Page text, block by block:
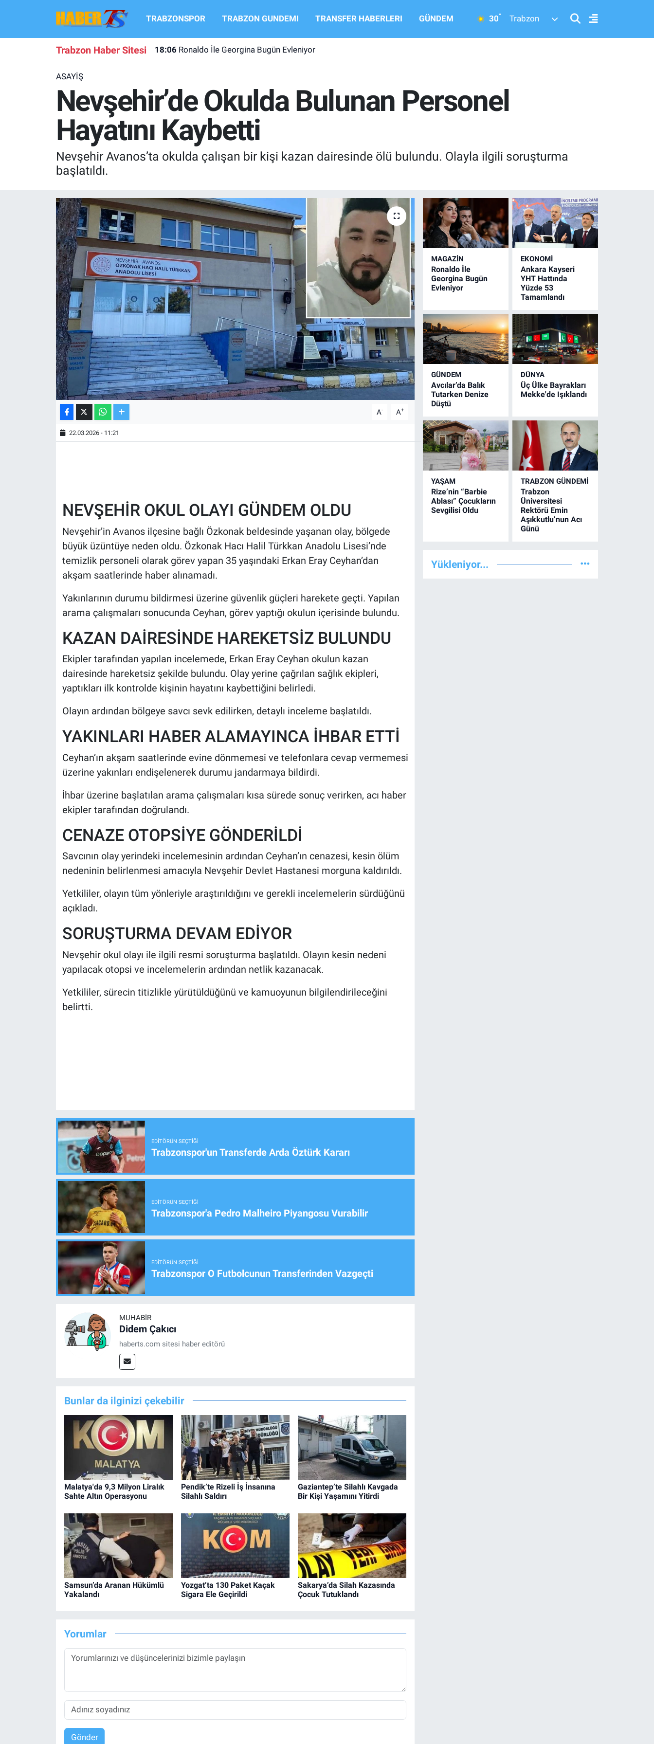
TRABZONSPOR TRABZON GUNDEMI TRANSFER HABERLERI GÜNDEM 30° Trabzon
Trabzon Haber Sitesi 18:06 Ronaldo İle Georgina Bugün Evleniyor
ASAYİŞ
Nevşehir’de Okulda Bulunan Personel
Hayatını Kaybetti
Nevşehir Avanos’ta okulda çalışan bir kişi kazan dairesinde ölü bulundu. Olayla ilgili soruşturma
başlatıldı.
A- A+
22.03.2026 - 11:21
NEVŞEHİR OKUL OLAYI GÜNDEM OLDU
Nevşehir’in Avanos ilçesine bağlı Özkonak beldesinde yaşanan olay, bölgede
büyük üzüntüye neden oldu. Özkonak Hacı Halil Türkkan Anadolu Lisesi’nde
temizlik personeli olarak görev yapan 35 yaşındaki Erkan Eray Ceyhan’dan
akşam saatlerinde haber alınamadı.
Yakınlarının durumu bildirmesi üzerine güvenlik güçleri harekete geçti. Yapılan
arama çalışmaları sonucunda Ceyhan, görev yaptığı okulun içerisinde bulundu.
KAZAN DAİRESİNDE HAREKETSİZ BULUNDU
Ekipler tarafından yapılan incelemede, Erkan Eray Ceyhan okulun kazan
dairesinde hareketsiz şekilde bulundu. Olay yerine çağrılan sağlık ekipleri,
yaptıkları ilk kontrolde kişinin hayatını kaybettiğini belirledi.
Olayın ardından bölgeye savcı sevk edilirken, detaylı inceleme başlatıldı.
YAKINLARI HABER ALAMAYINCA İHBAR ETTİ
Ceyhan’ın akşam saatlerinde evine dönmemesi ve telefonlara cevap vermemesi
üzerine yakınları endişelenerek durumu jandarmaya bildirdi.
İhbar üzerine başlatılan arama çalışmaları kısa sürede sonuç verirken, acı haber
ekipler tarafından doğrulandı.
CENAZE OTOPSİYE GÖNDERİLDİ
Savcının olay yerindeki incelemesinin ardından Ceyhan’ın cenazesi, kesin ölüm
nedeninin belirlenmesi amacıyla Nevşehir Devlet Hastanesi morguna kaldırıldı.
Yetkililer, olayın tüm yönleriyle araştırıldığını ve gerekli incelemelerin sürdüğünü
açıkladı.
SORUŞTURMA DEVAM EDİYOR
Nevşehir okul olayı ile ilgili resmi soruşturma başlatıldı. Olayın kesin nedeni
yapılacak otopsi ve incelemelerin ardından netlik kazanacak.
Yetkililer, sürecin titizlikle yürütüldüğünü ve kamuoyunun bilgilendirileceğini
belirtti.
EDITÖRÜN SEÇTIĞI
Trabzonspor'un Transferde Arda Öztürk Kararı
EDITÖRÜN SEÇTIĞI
Trabzonspor'a Pedro Malheiro Piyangosu Vurabilir
EDITÖRÜN SEÇTIĞI
Trabzonspor O Futbolcunun Transferinden Vazgeçti
MUHABIR
Didem Çakıcı
haberts.com sitesi haber editörü
Bunlar da ilginizi çekebilir
Malatya'da 9,3 Milyon Liralık
Sahte Altın Operasyonu
Pendik’te Rizeli İş İnsanına
Silahlı Saldırı
Gaziantep’te Silahlı Kavgada
Bir Kişi Yaşamını Yitirdi
Samsun’da Aranan Hükümlü
Yakalandı
Yozgat’ta 130 Paket Kaçak
Sigara Ele Geçirildi
Sakarya’da Silah Kazasında
Çocuk Tutuklandı
Yorumlar
Gönder
MAGAZİN
Ronaldo İle
Georgina Bugün
Evleniyor
EKONOMİ
Ankara Kayseri
YHT Hattında
Yüzde 53
Tamamlandı
GÜNDEM
Avcılar’da Balık
Tutarken Denize
Düştü
DÜNYA
Üç Ülke Bayrakları
Mekke'de Işıklandı
YAŞAM
Rize’nin “Barbie
Ablası” Çocukların
Sevgilisi Oldu
TRABZON GÜNDEMİ
Trabzon
Üniversitesi
Rektörü Emin
Aşıkkutlu’nun Acı
Günü
Yükleniyor...
TRABZONSPOR
TRANSFER HABERLERI
KULİS MEYDANI
1461 TRABZON
ALT LIGLER
TV VE SİNEMA
BASKETBOL
SAĞLIK
KÜLTÜR SANAT
EKONOMİ
MAGAZİN
Bilim, Teknoloji
Hava Durumu
Süper Lig Puan Durumu ve Fikstür
Tüm Manşetler
Son Dakika Haberleri
Haber Arşivi